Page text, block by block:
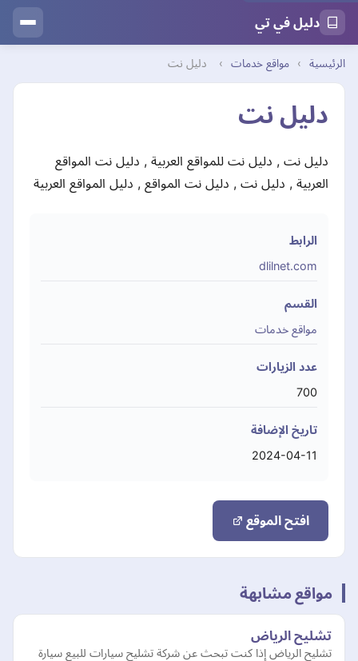
دليل في تي
الرئيسية › مواقع خدمات › دليل نت
دليل نت
دليل نت , دليل نت للمواقع العربية , دليل نت المواقع
العربية , دليل نت , دليل نت المواقع , دليل المواقع العربية
الرابط
dlilnet.com
القسم
مواقع خدمات
عدد الزيارات
700
تاريخ الإضافة
2024-04-11
افتح الموقع
مواقع مشابهة
تشليح الرياض
تشليح الرياض إذا كنت تبحث عن شركة تشليح سيارات للبيع سيارة